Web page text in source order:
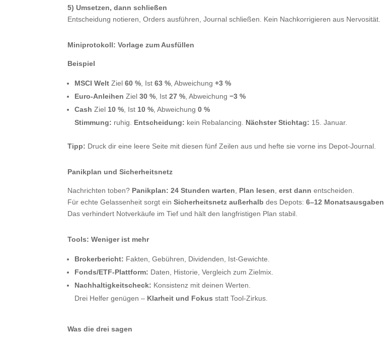
5) Umsetzen, dann schließen
Entscheidung notieren, Orders ausführen, Journal schließen. Kein Nachkorrigieren aus Nervosität.
Miniprotokoll: Vorlage zum Ausfüllen
Beispiel
MSCI Welt Ziel60 % , Ist63 % , Abweichung+3 %
Euro-Anleihen Ziel30 % , Ist27 % , Abweichung−3 %
Cash Ziel 10 % , Ist 10 % , Abweichung0 %
Stimmung: ruhig. Entscheidung: kein Rebalancing. Nächster Stichtag: 15. Januar.
Tipp: Druck dir eine leere Seite mit diesen fünf Zeilen aus und hefte sie vorne ins Depot-Journal.
Panikplan und Sicherheitsnetz
Nachrichten toben? Panikplan: 24 Stunden warten Plan lesen ,erst dann entscheiden.
Für echte Gelassenheit sorgt einSicherheitsnetz außerhalb des Depots:6–12 Monatsausgaben
Das verhindert Notverkäufe im Tief und hält den langfristigen Plan stabil.
Tools: Weniger ist mehr
Brokerbericht: Fakten, Gebühren, Dividenden, Ist-Gewichte.
Fonds/ETF-Plattform: Daten, Historie, Vergleich zum Zielmix.
Nachhaltigkeitscheck: Konsistenz mit deinen Werten.
Drei Helfer genügen – Klarheit und Fokus statt Tool-Zirkus.
Was die drei sagen